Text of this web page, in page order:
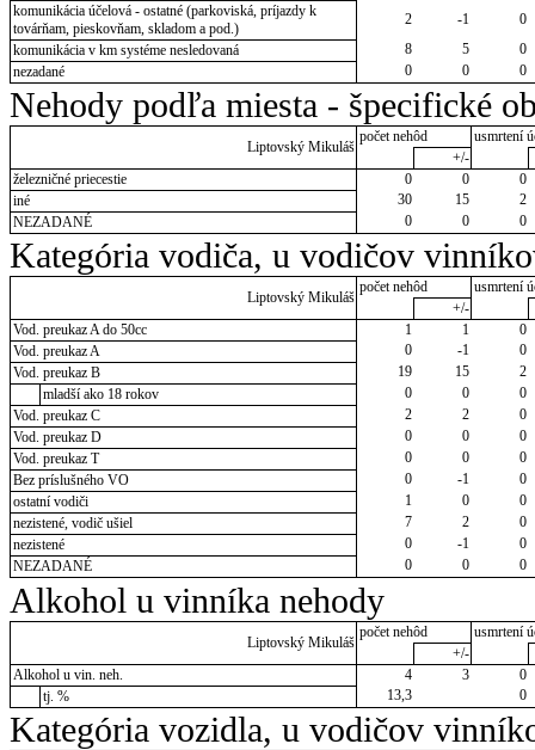
komunikácia účelová - ostatné (parkoviská, príjazdy k
továrňam, pieskovňam, skladom a pod.)
2 -1
0
komunikácia v km systéme nesledovaná
8 5
0
nezadané
0 0 0
Nehody podľa miesta - špecifické
Liptovský Mikuláš
počet nehôd
usmrtení
+/-
železničné priecestie
0 0
0
iné
30 15
2
NEZADANÉ
0 0 0
Kategória vodiča, u vodičov
Liptovský Mikuláš
počet nehôd
usmrtení
+/-
Vod. preukaz A do 50cc
1 1
0
Vod. preukaz A
0 -1
0
Vod. preukaz B
19 15
2
mladší ako 18 rokov
0 0
0
Vod. preukaz C
2 2
0
Vod. preukaz D
0 0
0
Vod. preukaz T
0 0
0
Bez príslušného VO
0 -1
0
ostatní vodiči
1 0
0
nezistené, vodič ušiel
7 2
0
nezistené
0 -1
0
NEZADANÉ
0 0 0
Alkohol u vinníka nehody
Liptovský Mikuláš
počet nehôd
usmrtení
+/-
Alkohol u vin. neh.
4 3
0
tj. %
13,3 0
Kategória vozidla, u vodičov